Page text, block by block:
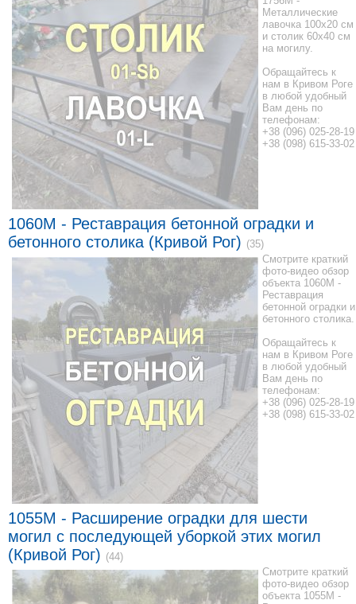
Металлические
лавочка 100x20 см
и столик 60x40 см
на могилу.
Обращайтесь к
нам в Кривом Роге
в любой удобный
Вам день по
телефонам:
+38 (096) 025-28-19
+38 (098) 615-33-02
1060M - Реставрация бетонной оградки и
бетонного столика (Кривой Рог) (35)
Смотрите краткий
фото-видео обзор
объекта 1060M -
Реставрация
бетонной оградки и
бетонного столика.
Обращайтесь к
нам в Кривом Роге
в любой удобный
Вам день по
телефонам:
+38 (096) 025-28-19
+38 (098) 615-33-02
1055M - Расширение оградки для шести
могил с последующей уборкой этих могил
(Кривой Рог) (44)
Смотрите краткий
фото-видео обзор
объекта 1055M -